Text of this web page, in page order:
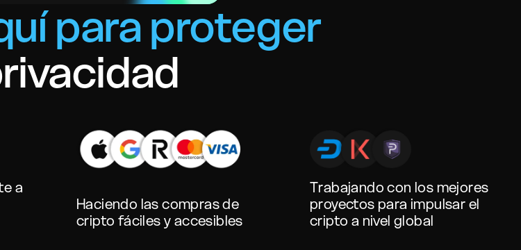
para proteger
a
Haciendo las compras de
cripto fáciles y accesibles
Trabajando con los mejores
proyectos para impulsar el
cripto a nivel global